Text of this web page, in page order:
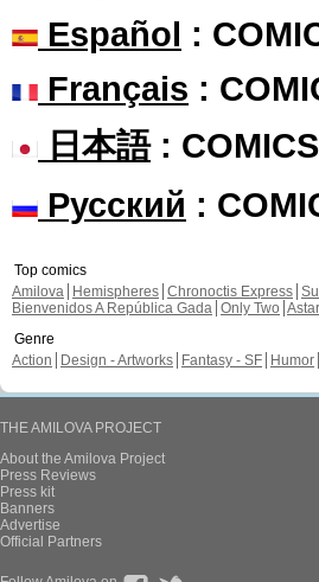
Español :
Français :
日本語:
Русский :
Top comics
Amilova
Hemispheres Chronoctis Express
Bienvenidos A República Gada Only Two
Genre
Action
Design - Artworks Fantasy - SF Humor
THE AMILOVA PROJECT
About the Amilova Project
Press Reviews
Press kit
Banners
Advertise
Official Partners